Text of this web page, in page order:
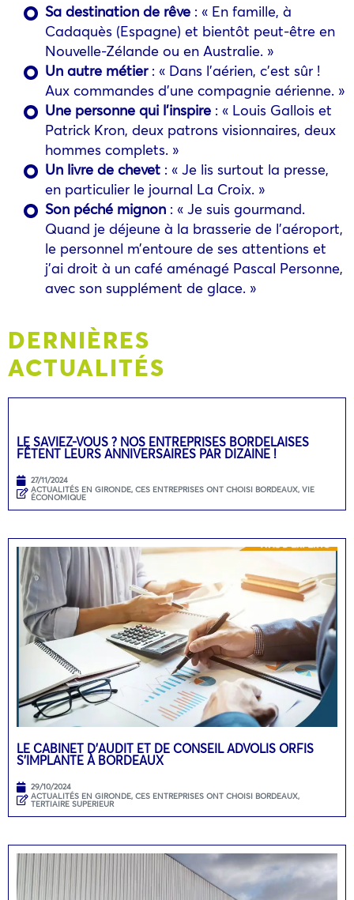
Sa destination de rêve : « En famille, à
Cadaquès (Espagne) et bientôt peut-être en
Nouvelle-Zélande ou en Australie. »
Un autre métier : « Dans l’aérien, c’est sûr !
Aux commandes d’une compagnie aérienne. »
Une personne qui l’inspire : « Louis Gallois et
Patrick Kron, deux patrons visionnaires, deux
hommes complets. »
Un livre de chevet : « Je lis surtout la presse,
en particulier le journal La Croix. »
Son péché mignon : « Je suis gourmand.
Quand je déjeune à la brasserie de l’aéroport,
le personnel m’entoure de ses attentions et
j’ai droit à un café aménagé Pascal Personne,
avec son supplément de glace. »
DERNIÈRES
ACTUALITÉS
LE SAVIEZ-VOUS ? NOS ENTREPRISES BORDELAISES
FÊTENT LEURS ANNIVERSAIRES PAR DIZAINE !
27/11/2024
ACTUALITÉS EN GIRONDE, CES ENTREPRISES ONT CHOISI BORDEAUX, VIE
ÉCONOMIQUE
LE CABINET D’AUDIT ET DE CONSEIL ADVOLIS ORFIS
S’IMPLANTE À BORDEAUX
29/10/2024
ACTUALITÉS EN GIRONDE, CES ENTREPRISES ONT CHOISI BORDEAUX,
TERTIAIRE SUPERIEUR